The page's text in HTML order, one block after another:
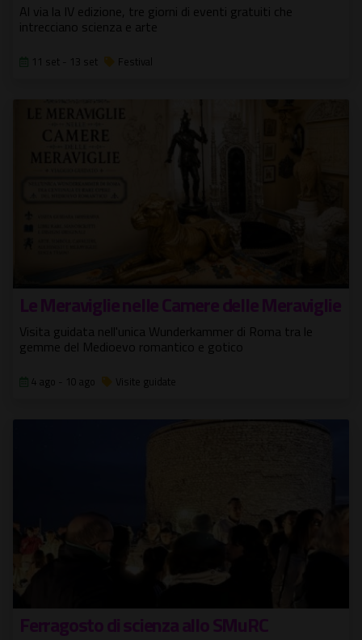
Al via la IV edizione, tre giorni di eventi gratuiti che
intrecciano scienza e arte
11 set - 13 set Festival
Le Meraviglie nelle Camere delle Meraviglie
Visita guidata nell'unica Wunderkammer di Roma tra le
gemme del Medioevo romantico e gotico
4 ago - 10 ago Visite guidate
Ferragosto di scienza allo SMuRC